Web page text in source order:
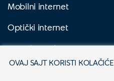
OVAJ SAJT KORISTI KOLAČIĆE
Mobilni internet
Optički internet
Digitalna Televizija
Yettel Sve